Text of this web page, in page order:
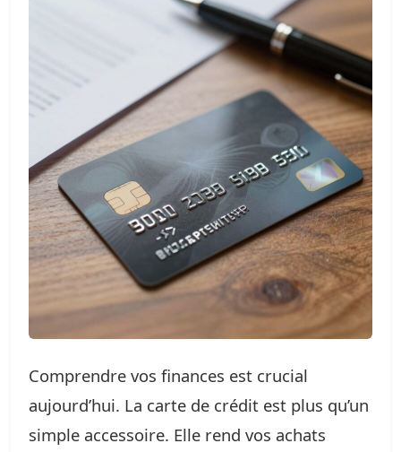
Comprendre vos finances est crucial
aujourd’hui. La carte de crédit est plus qu’un
simple accessoire. Elle rend vos achats